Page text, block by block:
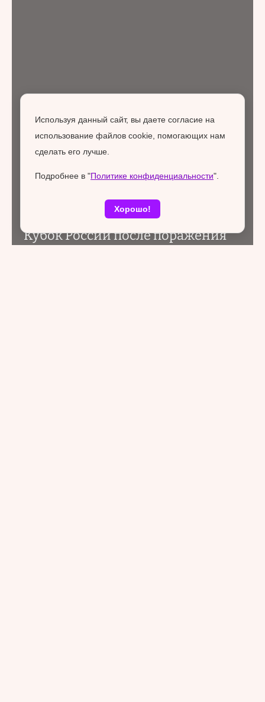
«Факел» прекратил борьбу за
Кубок России после поражения
Используя данный сайт, вы даете согласие на
использование файлов cookie, помогающих нам
сделать его лучше.
Подробнее в "Политике конфиденциальности".
Хорошо!